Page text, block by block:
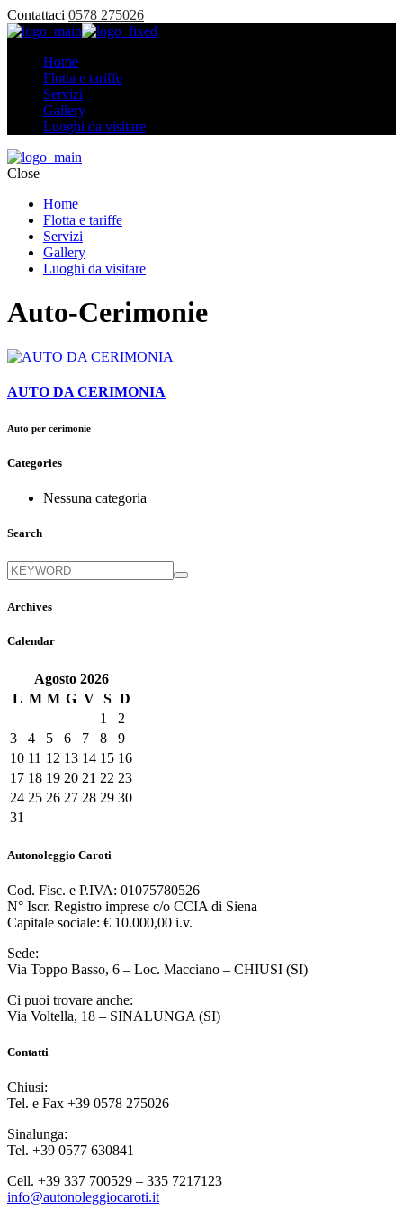
Contattaci 0578 275026
Home
Flotta e tariffe
Servizi
Gallery
Luoghi da visitare
Close
Home
Flotta e tariffe
Servizi
Gallery
Luoghi da visitare
Auto-Cerimonie
AUTO DA CERIMONIA
Auto per cerimonie
Categories
Nessuna categoria
Search
Archives
Calendar
Agosto 2026
L M M G V S D
1
2
3
4 5 6 7 8
9
10 11 12 13 14 15 16
17 18 19 20 21 22 23
24 25 26 27 28 29 30
31
Autonoleggio Caroti
Cod. Fisc. e P.IVA: 01075780526
N° Iscr. Registro imprese c/o CCIA di Siena
Capitale sociale: € 10.000,00 i.v.
Sede:
Via Toppo Basso, 6 – Loc. Macciano – CHIUSI (SI)
Ci puoi trovare anche:
Via Voltella, 18 – SINALUNGA (SI)
Contatti
Chiusi:
Tel. e Fax +39 0578 275026
Sinalunga:
Tel. +39 0577 630841
Cell. +39 337 700529 – 335 7217123
info@autonoleggiocaroti.it